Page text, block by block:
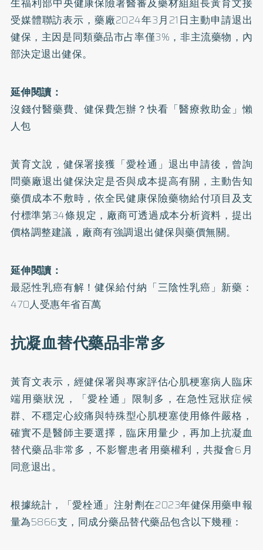
生福利部中央健康保險署醫審及藥材組組長黃育文接
受媒體聯訪表示，藥廠2024年3月21日主動申請退出
健保，主因是同類藥品市占率僅3%，非主流藥物，內
部決定退出健保。
延伸閱讀：
沒錢付醫藥費、健保費怎辦？快看「醫療救助金」懶
人包
黃育文說，健保署接獲「愛栓通」退出申請後，曾詢
問藥廠退出健保決定是否與成本提高有關，主動告知
藥價成本不敷時，依全民健康保險藥物給付項目及支
付標準第34條規定，廠商可透過成本分析資料，提出
價格調整建議，廠商有強調退出健保與藥價無關。
延伸閱讀：
最惡性乳癌有解！健保給付納「三陰性乳癌」新藥：
470人受惠年省百萬
抗凝血替代藥品非常多
黃育文表示，經健保署與專家評估心肌梗塞病人臨床
端用藥狀況，「愛栓通」限制多，在急性冠狀症候
群、不穩定心絞痛與特殊型心肌梗塞使用條件嚴格，
確實不是醫師主要選擇，臨床用量少，再加上抗凝血
替代藥品非常多，不影響患者用藥權利，共擬會6月
同意退出。
根據統計，「愛栓通」注射劑在2023年健保用藥申報
量為5866支，同成分藥品替代藥品包含以下幾種：